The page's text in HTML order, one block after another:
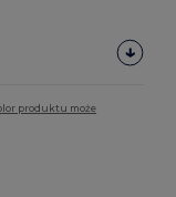
produktu może